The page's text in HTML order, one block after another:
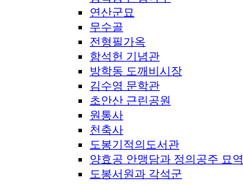
연산군묘
무수골
전형필가옥
함석헌 기념관
방학동 도깨비시장
김수영 문학관
초안산 근린공원
원통사
천축사
도봉기적의도서관
양효공 안맹담과 정의공주 묘역
도봉서원과 각석군